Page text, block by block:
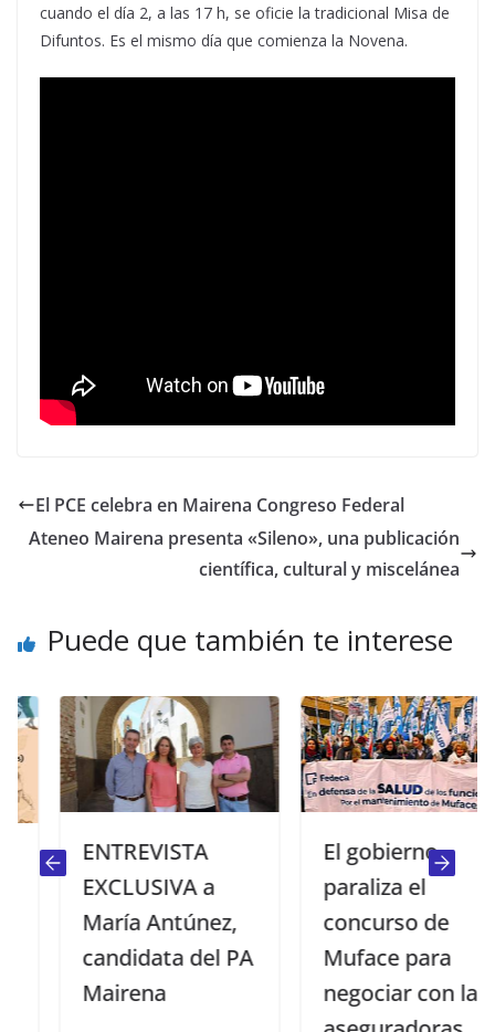
cuando el día 2, a las 17 h, se oficie la tradicional Misa de
Difuntos. Es el mismo día que comienza la Novena.
El PCE celebra en Mairena Congreso Federal
Ateneo Mairena presenta «Sileno», una publicación
científica, cultural y miscelánea
Puede que también te interese
ENTREVISTA
EXCLUSIVA a
María Antúnez,
candidata del PA
Mairena
El gobierno
paraliza el
concurso de
Muface para
negociar con las